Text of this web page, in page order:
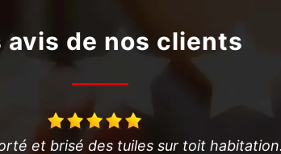
avis de nos clients
et brisé des tuiles sur toit